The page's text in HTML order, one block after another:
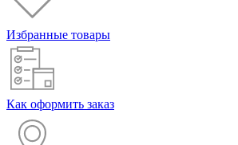
Избранные товары
Как оформить заказ